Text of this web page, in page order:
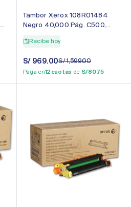
Tambor Xerox 108R01484
Negro 40,000 Pág. C500,
Recibe hoy
Precio
de
venta
S/ 969.00
Precio
regular
S/ 1,599.00
Paga en12 cuotas de S/ 80.75